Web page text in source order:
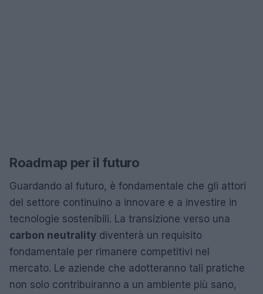
Roadmap per il futuro
Guardando al futuro, è fondamentale che gli attori
del settore continuino a innovare e a investire in
tecnologie sostenibili. La transizione verso una
carbon neutrality diventerà un requisito
fondamentale per rimanere competitivi nel
mercato. Le aziende che adotteranno tali pratiche
non solo contribuiranno a un ambiente più sano,